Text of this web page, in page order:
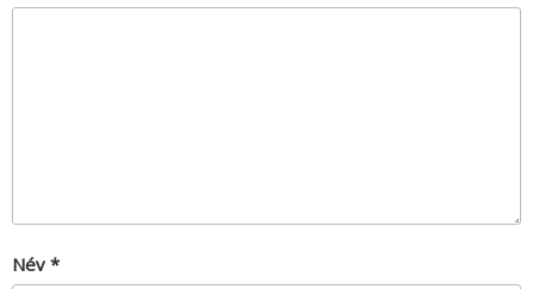
Név *